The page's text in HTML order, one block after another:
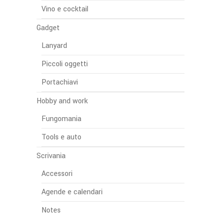
Vino e cocktail
Gadget
Lanyard
Piccoli oggetti
Portachiavi
Hobby and work
Fungomania
Tools e auto
Scrivania
Accessori
Agende e calendari
Notes